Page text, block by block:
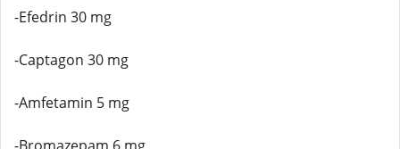
-Efedrin 30 mg
-Captagon 30 mg
-Amfetamin 5 mg